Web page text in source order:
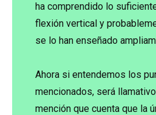
ha comprendido lo
flexión vertical y
se lo han enseñado
Ahora si entendemos los
mencionados, será
mención que cuenta que la